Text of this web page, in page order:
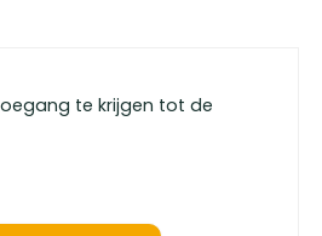
te krijgen tot de